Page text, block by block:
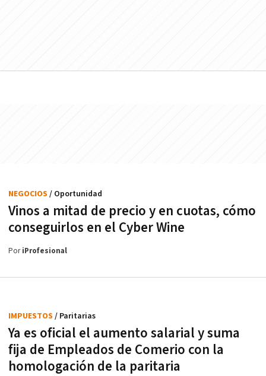
Vinos a mitad de precio y en cuotas, cómo
conseguirlos en el Cyber Wine
NEGOCIOS / Oportunidad
PoriProfesional
Ya es oficial el aumento salarial y suma
fija de Empleados de Comerio con la
homologación de la paritaria
IMPUESTOS / Paritarias